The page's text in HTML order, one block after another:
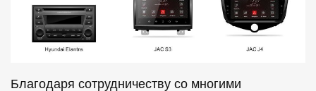
Благодаря сотрудничеству со многими